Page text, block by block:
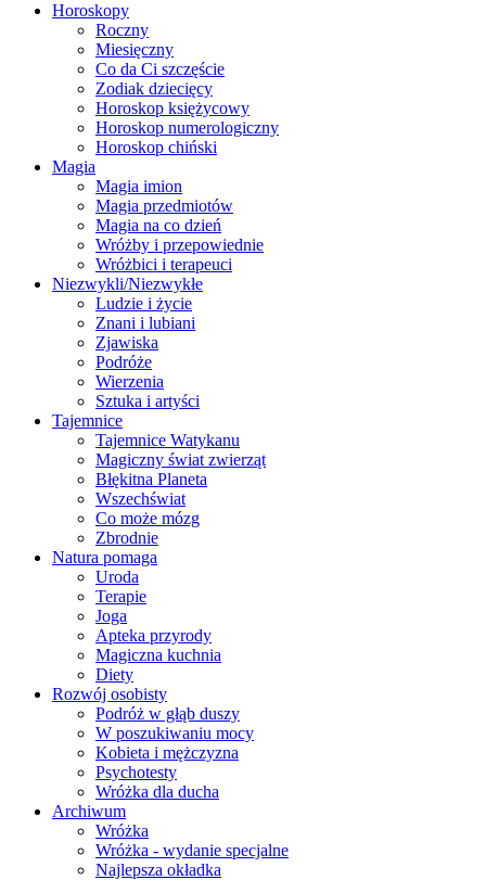
Horoskopy
Roczny
Miesięczny
Co da Ci szczęście
Zodiak dziecięcy
Horoskop księżycowy
Horoskop numerologiczny
Horoskop chiński
Magia
Magia imion
Magia przedmiotów
Magia na co dzień
Wróżby i przepowiednie
Wróżbici i terapeuci
Niezwykli/Niezwykłe
Ludzie i życie
Znani i lubiani
Zjawiska
Podróże
Wierzenia
Sztuka i artyści
Tajemnice
Tajemnice Watykanu
Magiczny świat zwierząt
Błękitna Planeta
Wszechświat
Co może mózg
Zbrodnie
Natura pomaga
Uroda
Terapie
Joga
Apteka przyrody
Magiczna kuchnia
Diety
Rozwój osobisty
Podróż w głąb duszy
W poszukiwaniu mocy
Kobieta i mężczyzna
Psychotesty
Wróżka dla ducha
Archiwum
Wróżka
Wróżka - wydanie specjalne
Najlepsza okładka